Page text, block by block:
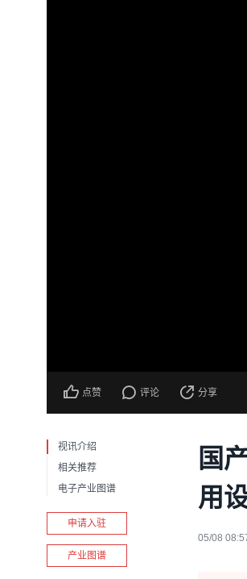
点赞 评论 分享
视讯介绍
相关推荐
电子产业图谱
申请入驻
产业图谱
国
用
05/08